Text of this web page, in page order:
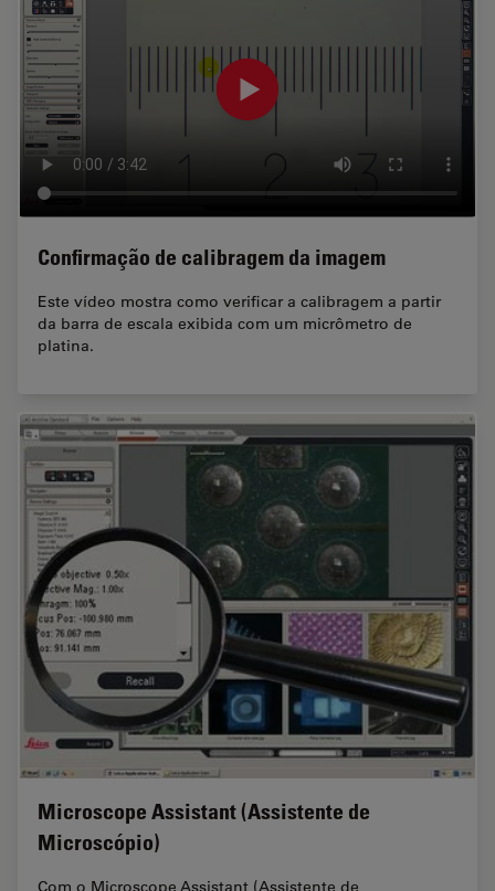
Confirmação de calibragem da imagem
Este vídeo mostra como verificar a calibragem a partir
da barra de escala exibida com um micrômetro de
platina.
Microscope Assistant (Assistente de
Microscópio)
Com o Microscope Assistant (Assistente de